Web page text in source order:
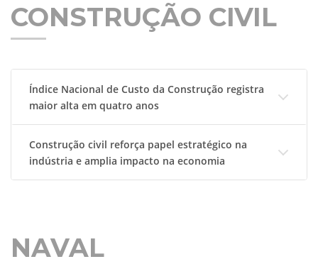
CONSTRUÇÃO CIVIL
Índice Nacional de Custo da Construção registra
maior alta em quatro anos
Construção civil reforça papel estratégico na
indústria e amplia impacto na economia
NAVAL